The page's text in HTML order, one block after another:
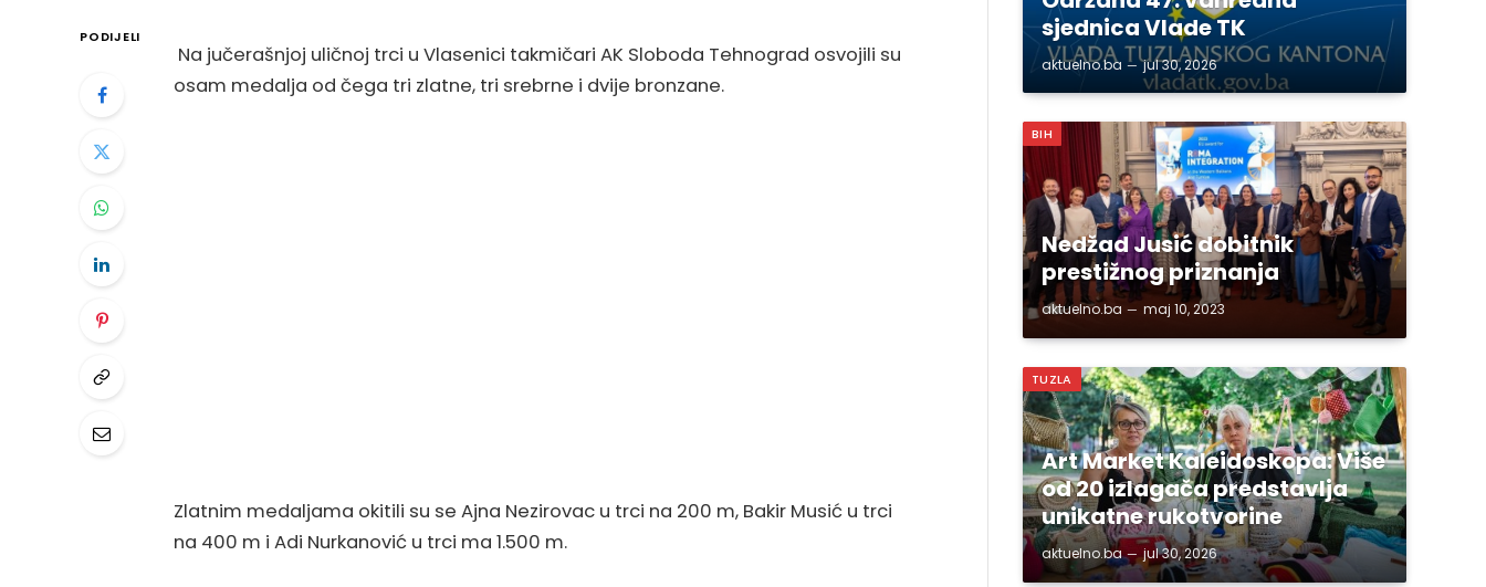
PODIJELI
Na jučerašnjoj uličnoj trci u Vlasenici takmičari AK Sloboda Tehnograd osvojili su
osam medalja od čega tri zlatne, tri srebrne i dvije bronzane.
Zlatnim medaljama okitili su se Ajna Nezirovac u trci na 200 m, Bakir Musić u trci
na 400 m i Adi Nurkanović u trci ma 1.500 m.
sjednica Vlade TK
aktuelno.ba jul 30, 2026
BIH
Nedžad Jusić dobitnik
prestižnog priznanja
aktuelno.ba maj 10, 2023
TUZLA
Art Market Kaleidoskopa: Više
od 20 izlagača predstavlja
unikatne rukotvorine
aktuelno.ba jul 30, 2026